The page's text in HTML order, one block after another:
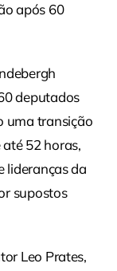
após 60
deputados
uma transição
52 horas,
lideranças da
supostos
Leo Prates,